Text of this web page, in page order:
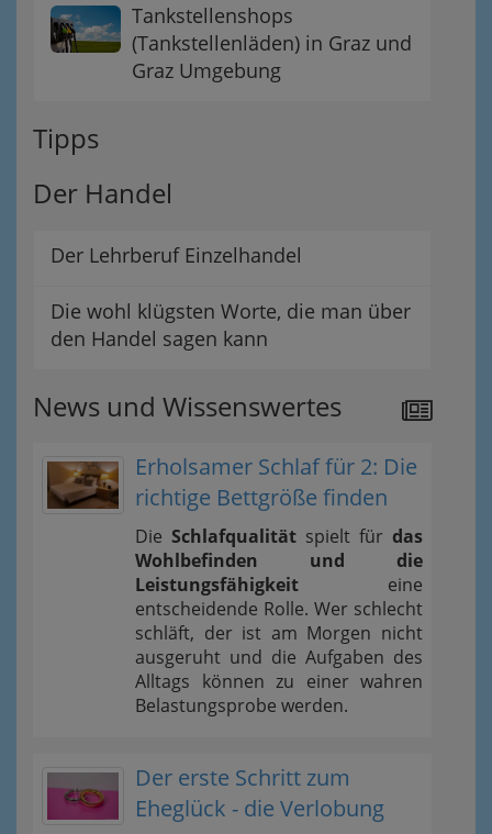
Tankstellenshops
(Tankstellenläden) in Graz und
Graz Umgebung
Tipps
Der Handel
Der Lehrberuf Einzelhandel
Die wohl klügsten Worte, die man über
den Handel sagen kann
News und Wissenswertes
Erholsamer Schlaf für 2: Die
richtige Bettgröße finden
Die Schlafqualität spielt für das
Wohlbefinden und die
Leistungsfähigkeit eine
entscheidende Rolle. Wer schlecht
schläft, der ist am Morgen nicht
ausgeruht und die Aufgaben des
Alltags können zu einer wahren
Belastungsprobe werden.
Der erste Schritt zum
Eheglück - die Verlobung